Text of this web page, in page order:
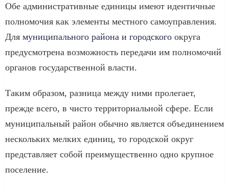
Обе административные единицы имеют идентичные
полномочия как элементы местного самоуправления.
Для муниципального района и городского округа
предусмотрена возможность передачи им полномочий
органов государственной власти.
Таким образом, разница между ними пролегает,
прежде всего, в чисто территориальной сфере. Если
муниципальный район обычно является объединением
нескольких мелких единиц, то городской округ
представляет собой преимущественно одно крупное
поселение.